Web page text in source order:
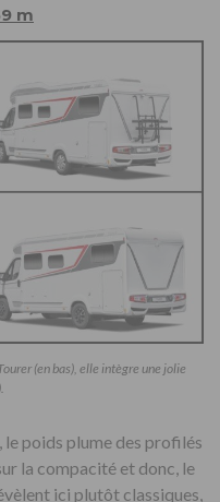
m
(en bas), elle intègre une jolie
le poids plume des profilés
la compacité et donc, le
ici plutôt classiques,